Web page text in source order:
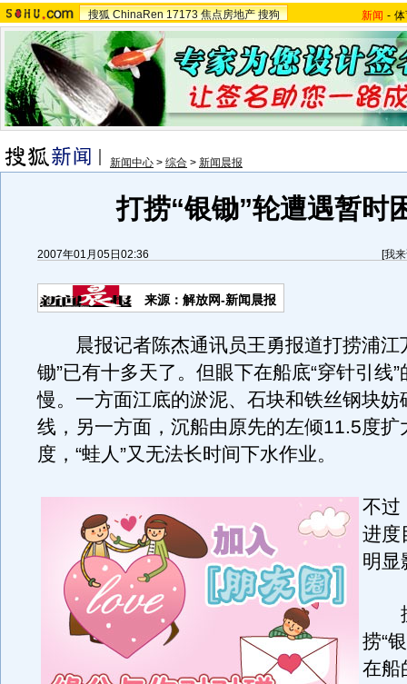
搜狐 ChinaRen 17173 焦点房地产 搜狗 新闻 -
新闻中心 > 综合 > 新闻晨报
打捞“银锄”轮遭遇暂时
2007年01月05日02:36 [我
来源：解放网-新闻晨报
晨报记者陈杰通讯员王勇报道打捞浦江
锄”已有十多天了。但眼下在船底“穿针引线
慢。一方面江底的淤泥、石块和铁丝钢块妨
线，另一方面，沉船由原先的左倾11.5度扩
度，“蛙人”又无法长时间下水作业。
不过
进度
明显
据
捞“
在船